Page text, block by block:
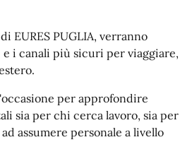
EURES PUGLIA, verranno
i canali più sicuri per viaggiare,
per approfondire
sia per chi cerca lavoro, sia per
assumere personale a livello